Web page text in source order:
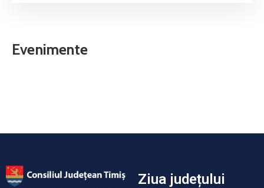
Evenimente
Ziua județului